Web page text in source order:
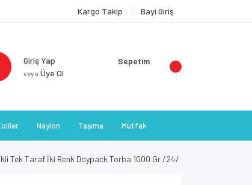
Kargo Takip Bayi Giriş
Giriş Yap
veya Üye Ol
Sepetim
Naylon Taşıma Mutfak
Tek Taraf İki Renk Doypack Torba 1000 Gr /24/